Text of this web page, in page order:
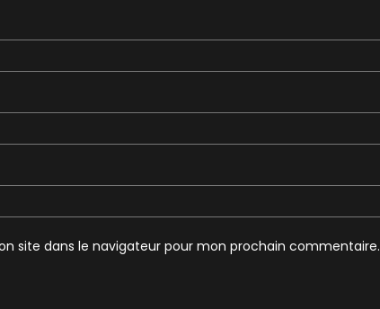
site dans le navigateur pour mon prochain commentaire.